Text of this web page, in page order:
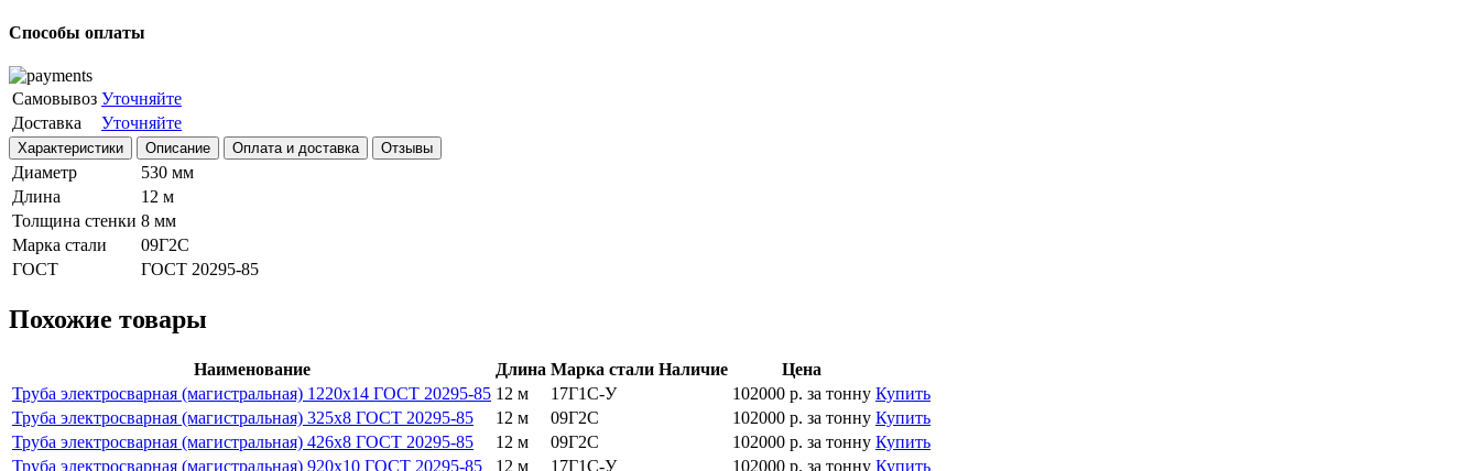
Способы оплаты
Самовывоз Уточняйте
Доставка
Уточняйте
Характеристики Описание Оплата и доставка Отзывы
Диаметр
530 мм
Длина
12 м
Толщина стенки 8 мм
Марка стали
09Г2С
ГОСТ
ГОСТ 20295-85
Похожие товары
Наименование Длина Марка стали Наличие
Цена
Труба электросварная (магистральная) 1220х14 ГОСТ 20295-85 12 м 17Г1С-У 102000 р. за тонну Купить
Труба электросварная (магистральная) 325х8 ГОСТ 20295-85
12 м 09Г2С 102000 р. за тонну Купить
Труба электросварная (магистральная) 426х8 ГОСТ 20295-85
12 м 09Г2С 102000 р. за тонну Купить
Труба электросварная (магистральная) 920х10 ГОСТ 20295-85
12 м 17Г1С-У 102000 р. за тонну Купить